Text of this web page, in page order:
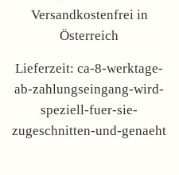
Versandkostenfrei in
Österreich
Lieferzeit:ca-8-werktage-
ab-zahlungseingang-wird-
speziell-fuer-sie-
zugeschnitten-und-genaeht